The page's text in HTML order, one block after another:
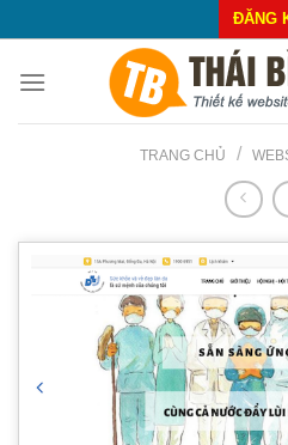
to
content
ĐĂNG
TRANG CHỦ /